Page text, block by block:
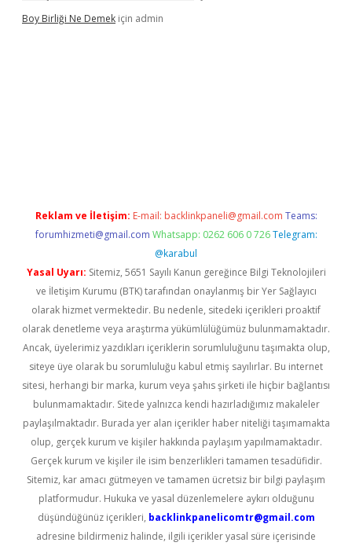
Boy Birliği Ne Demek için admin
Reklam ve İletişim: E-mail: backlinkpaneli@gmail.com Teams:
forumhizmeti@gmail.com Whatsapp: 0262 606 0 726 Telegram:
@karabul
Yasal Uyarı: Sitemiz, 5651 Sayılı Kanun gereğince Bilgi Teknolojileri
ve İletişim Kurumu (BTK) tarafından onaylanmış bir Yer Sağlayıcı
olarak hizmet vermektedir. Bu nedenle, sitedeki içerikleri proaktif
olarak denetleme veya araştırma yükümlülüğümüz bulunmamaktadır.
Ancak, üyelerimiz yazdıkları içeriklerin sorumluluğunu taşımakta olup,
siteye üye olarak bu sorumluluğu kabul etmiş sayılırlar. Bu internet
sitesi, herhangi bir marka, kurum veya şahıs şirketi ile hiçbir bağlantısı
bulunmamaktadır. Sitede yalnızca kendi hazırladığımız makaleler
paylaşılmaktadır. Burada yer alan içerikler haber niteliği taşımamakta
olup, gerçek kurum ve kişiler hakkında paylaşım yapılmamaktadır.
Gerçek kurum ve kişiler ile isim benzerlikleri tamamen tesadüfidir.
Sitemiz, kar amacı gütmeyen ve tamamen ücretsiz bir bilgi paylaşım
platformudur. Hukuka ve yasal düzenlemelere aykırı olduğunu
düşündüğünüz içerikleri, backlinkpanelicomtr@gmail.com
adresine bildirmeniz halinde, ilgili içerikler yasal süre içerisinde